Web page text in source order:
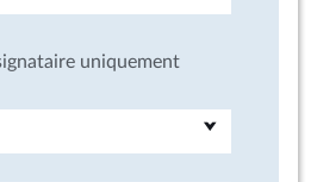
uniquement